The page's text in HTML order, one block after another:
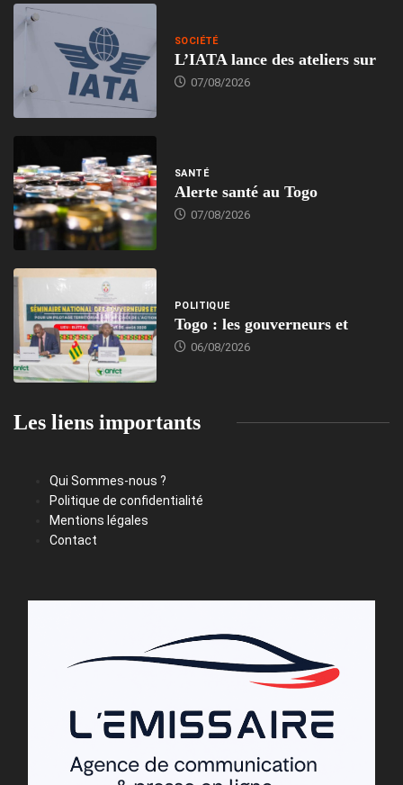
SOCIÉTÉ
L’IATA lance des ateliers sur
07/08/2026
SANTÉ
Alerte santé au Togo
07/08/2026
POLITIQUE
Togo : les gouverneurs et
06/08/2026
Les liens importants
Qui Sommes-nous ?
Politique de confidentialité
Mentions légales
Contact